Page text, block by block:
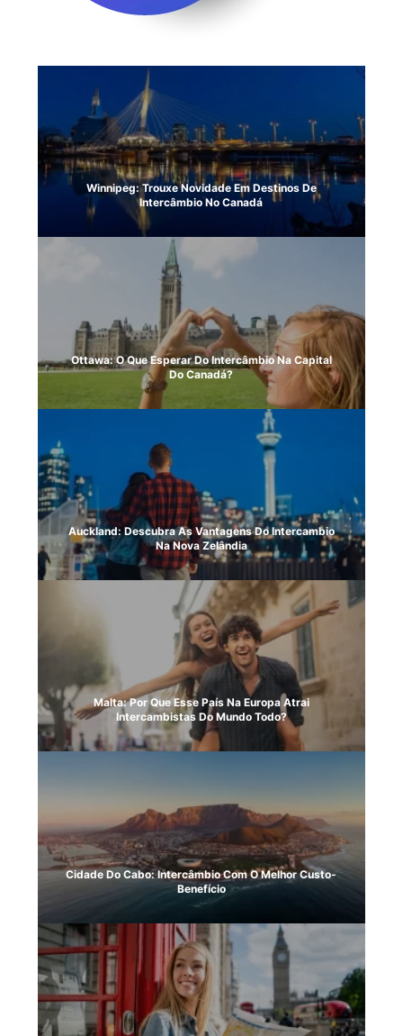
Winnipeg: Trouxe Novidade Em Destinos De
Intercâmbio No Canadá
Ottawa: O Que Esperar Do Intercâmbio Na Capital
Do Canadá?
Auckland: Descubra As Vantagens Do Intercambio
Na Nova Zelândia
Malta: Por Que Esse País Na Europa Atrai
Intercambistas Do Mundo Todo?
Cidade Do Cabo: Intercâmbio Com O Melhor Custo-
Benefício